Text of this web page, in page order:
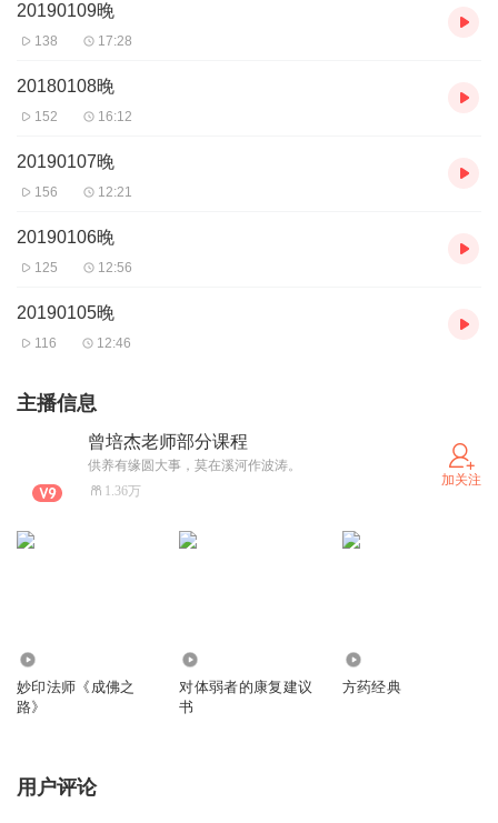
20190109晚
138 17:28
20180108晚
152 16:12
20190107晚
156 12:21
20190106晚
125 12:56
20190105晚
116 12:46
主播信息
曾培杰老师部分课程
供养有缘圆大事，莫在溪河作波涛。
1.36万
加关注
妙印法师《成佛之
路》
对体弱者的康复建议
书
方药经典
用户评论